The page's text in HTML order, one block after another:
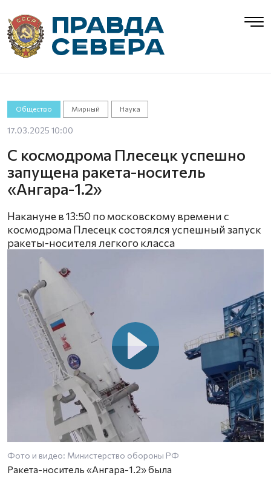
Общество Мирный Наука
17.03.2025 10:00
С космодрома Плесецк успешно
запущена ракета-носитель
«Ангара-1.2»
Накануне в 13:50 по московскому времени с
космодрома Плесецк состоялся успешный запуск
ракеты-носителя легкого класса
Фото и видео: Министерство обороны РФ
Ракета-носитель «Ангара-1.2» была